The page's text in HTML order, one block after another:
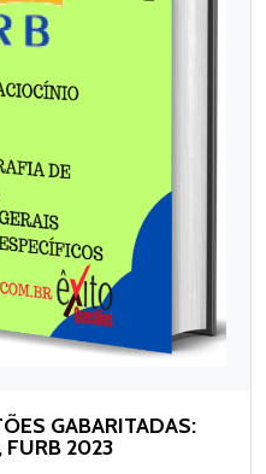
GABARITADAS:
FURB 2023